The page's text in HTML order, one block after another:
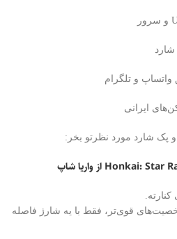
شارد
واتساپ و تلگرام
ایرانی
و پک شارد مورد نظرتو بخر:
قوی‌تر، فقط با یه شارژ فاصله‌